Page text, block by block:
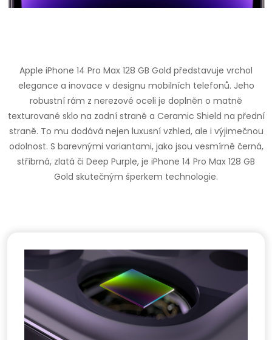
Apple iPhone 14 Pro Max 128 GB Gold představuje vrchol
elegance a inovace v designu mobilních telefonů. Jeho
robustní rám z nerezové oceli je doplněn o matně
texturované sklo na zadní straně a Ceramic Shield na přední
straně. To mu dodává nejen luxusní vzhled, ale i výjimečnou
odolnost. S barevnými variantami, jako jsou vesmírně černá,
stříbrná, zlatá či Deep Purple, je iPhone 14 Pro Max 128 GB
Gold skutečným šperkem technologie.